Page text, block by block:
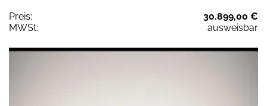
Preis:
30.899,00 €
MWSt:
ausweisbar